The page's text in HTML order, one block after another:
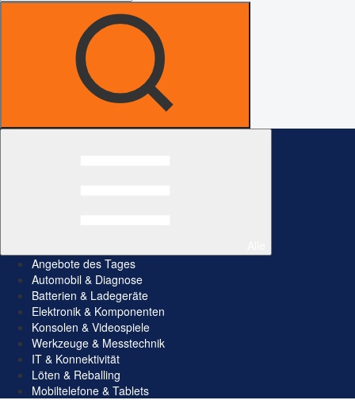
Angebote des Tages
Automobil & Diagnose
Batterien & Ladegeräte
Elektronik & Komponenten
Konsolen & Videospiele
Werkzeuge & Messtechnik
IT & Konnektivität
Löten & Reballing
Mobiltelefone & Tablets